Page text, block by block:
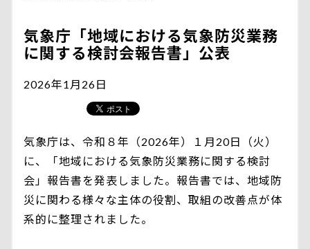
気象庁「地域における気象防災業務
に関する検討会報告書」公表
2026年1月26日
気象庁は、令和８年（2026年）１月20日（火）
に、「地域における気象防災業務に関する検討
会」報告書を発表しました。報告書では、地域防
災に関わる様々な主体の役割、取組の改善点が体
系的に整理されました。